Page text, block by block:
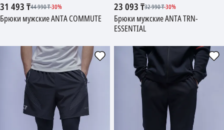
31 493₸44 990₸-30%
Брюки мужские ANTA COMMUTE
23 093₸32 990₸-30%
Брюки мужские ANTA TRN-
ESSENTIAL